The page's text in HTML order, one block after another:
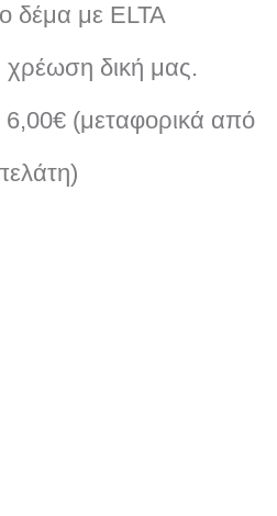
δέμα με ELTA
χρέωση δική μας.
6,00€ (μεταφορικά από